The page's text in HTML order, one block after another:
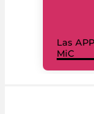
Las
MiC